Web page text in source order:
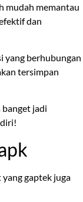
mudah memantau
dan
yang berhubungan
tersimpan
banget jadi
gaptek juga